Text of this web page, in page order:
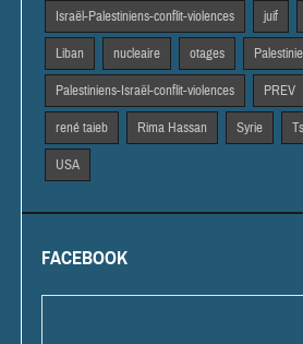
Israël-Palestiniens-conflit-violences juif
Liban nucleaire otages
Palestiniens-Israël-conflit-violences PREV
rené taieb Rima Hassan Syrie
USA
FACEBOOK